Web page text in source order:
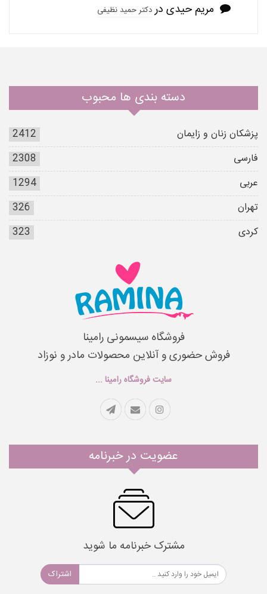
مریم حیدی دردکتر حمید نظیفی
دسته بندی ها محبوب
پزشکان زنان و زایمان
2412
فارسی
2308
عربی
1294
تهران
326
کردی
323
فروشگاه سیسمونی رامینا
فروش حضوری و آنلاین محصولات مادر و نوزاد
سایت فروشگاه رامینا ...
عضویت در خبرنامه
مشترک خبرنامه ما شوید
اشتراک